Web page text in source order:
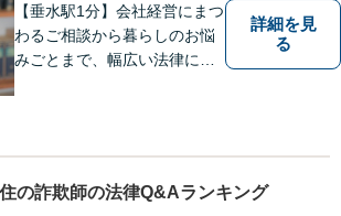
【垂水駅1分】会社経営にまつ
わるご相談から暮らしのお悩
みごとまで、幅広い法律にま
ますので、悩まれる前に、お
早めにご相談ください。
詳細を見
る
の詐欺師の法律Q&Aランキング